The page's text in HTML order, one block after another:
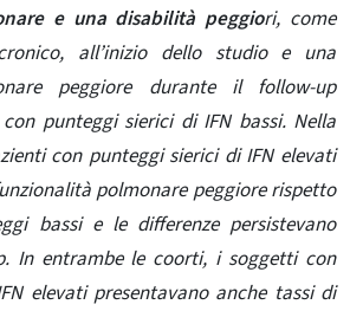
e una disabilità peggiori, come
all’inizio dello studio e una
peggiore durante il follow-up
punteggi sierici di IFN bassi. Nella
con punteggi sierici di IFN elevati
polmonare peggiore rispetto
bassi e le differenze persistevano
In entrambe le coorti, i soggetti con
elevati presentavano anche tassi di